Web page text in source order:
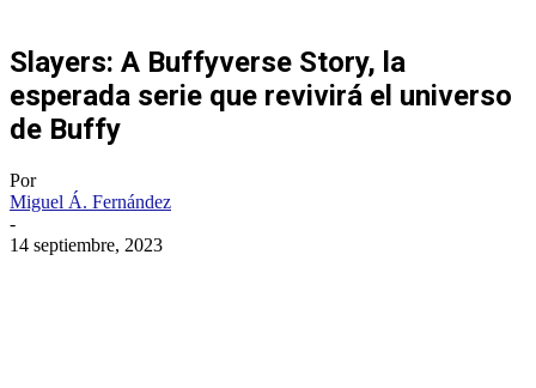
Slayers: A Buffyverse Story, la
esperada serie que revivirá el universo
de Buffy
Por
Miguel Á. Fernández
-
14 septiembre, 2023